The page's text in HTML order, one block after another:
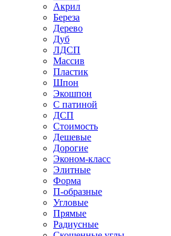
Акрил
Береза
Дерево
Дуб
ЛДСП
Массив
Пластик
Шпон
Экошпон
С патиной
ДСП
Стоимость
Дешевые
Дорогие
Эконом-класс
Элитные
Форма
П-образные
Угловые
Прямые
Радиусные